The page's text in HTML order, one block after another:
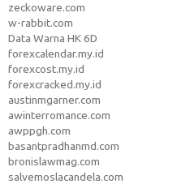
zeckoware.com
w-rabbit.com
Data Warna HK 6D
forexcalendar.my.id
forexcost.my.id
forexcracked.my.id
austinmgarner.com
awinterromance.com
awppgh.com
basantpradhanmd.com
bronislawmag.com
salvemoslacandela.com